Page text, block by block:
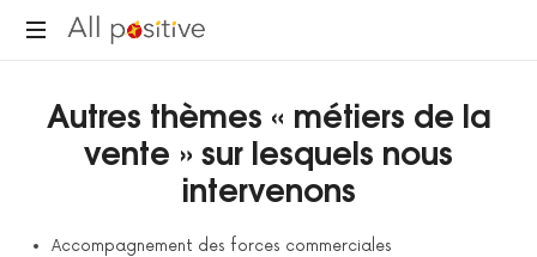
All
pour
se
réinventer."
Autres thèmes « métiers de la
vente » sur lesquels nous
intervenons
Accompagnement des forces commerciales